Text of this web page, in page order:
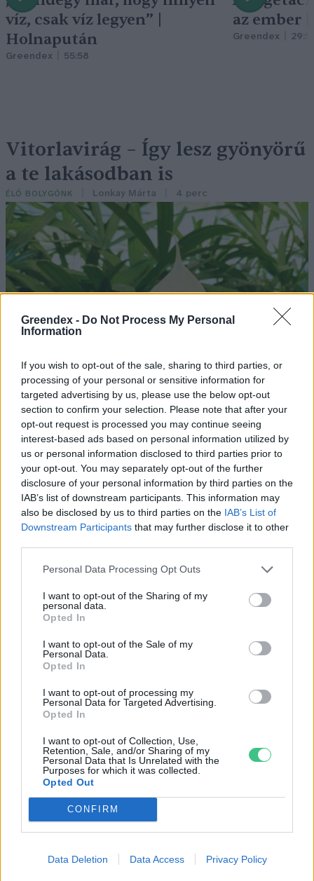
Greendex - Do Not Process My Personal
Information
If you wish to opt-out of the sale, sharing to third parties, or
processing of your personal or sensitive information for
targeted advertising by us, please use the below opt-out
section to confirm your selection. Please note that after your
opt-out request is processed you may continue seeing
interest-based ads based on personal information utilized by
us or personal information disclosed to third parties prior to
your opt-out. You may separately opt-out of the further
disclosure of your personal information by third parties on the
IAB’s list of downstream participants. This information may
also be disclosed by us to third parties on the IAB’s List of
Downstream Participants that may further disclose it to other
Personal Data Processing Opt Outs
I want to opt-out of the Sharing of my
personal data.
Opted In
I want to opt-out of the Sale of my
Personal Data.
Opted In
I want to opt-out of processing my
Personal Data for Targeted Advertising.
Opted In
I want to opt-out of Collection, Use,
Retention, Sale, and/or Sharing of my
Personal Data that Is Unrelated with the
Purposes for which it was collected.
Opted Out
CONFIRM
Data Deletion Data Access Privacy Policy
víz, csak víz legyen” |
Holnapután
Greendex 55:58
az ember
Greendex
Vitorlavirág – Így lesz gyönyörű
a te lakásodban is
ÉLŐ BOLYGÓNK Lonkay Márta 4 perc
A vitorlavirág ideális szobanövény, hiszen kiválóan tűri a meleget
hétvégén a közönséget a 160 éves
Fővárosi Állatkert
ÉLŐ BOLYGÓNK
Szedd magad őszibarack: itt vannak
a legjobb lelőhelyek!